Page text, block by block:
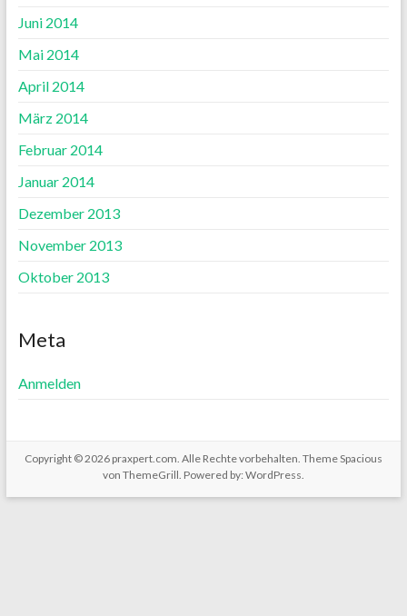
Juni 2014
Mai 2014
April 2014
März 2014
Februar 2014
Januar 2014
Dezember 2013
November 2013
Oktober 2013
Meta
Anmelden
Copyright © 2026 praxpert.com . Alle Rechte vorbehalten. ThemeSpacious
von ThemeGrill. Powered by: WordPress